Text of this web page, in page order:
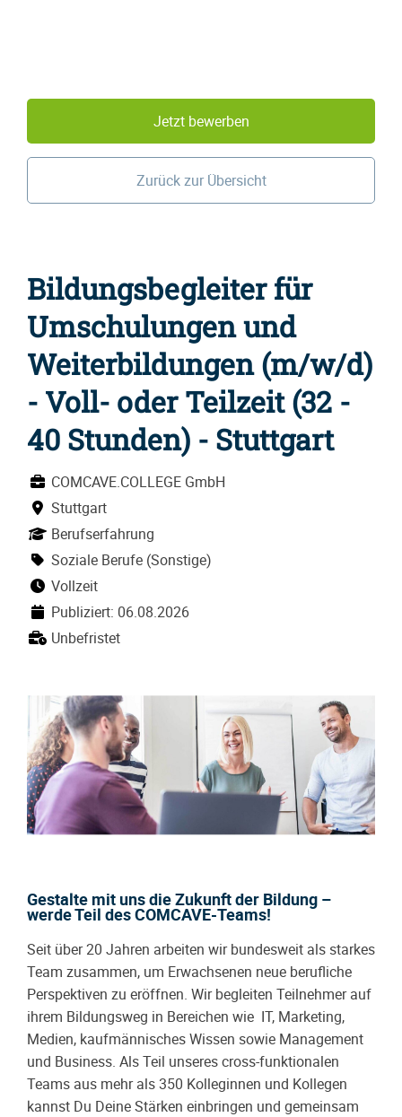
Jetzt bewerben
Zurück zur Übersicht
Bildungsbegleiter für
Umschulungen und
Weiterbildungen (m/w/d)
- Voll- oder Teilzeit (32 -
40 Stunden) - Stuttgart
COMCAVE.COLLEGE GmbH
Stuttgart
Berufserfahrung
Soziale Berufe (Sonstige)
Vollzeit
Publiziert: 06.08.2026
Unbefristet
Gestalte mit uns die Zukunft der Bildung –
werde Teil des COMCAVE-Teams!
Seit über 20 Jahren arbeiten wir bundesweit als starkes
Team zusammen, um Erwachsenen neue berufliche
Perspektiven zu eröffnen. Wir begleiten Teilnehmer auf
ihrem Bildungsweg in Bereichen wie IT, Marketing,
Medien, kaufmännisches Wissen sowie Management
und Business. Als Teil unseres cross-funktionalen
Teams aus mehr als 350 Kolleginnen und Kollegen
kannst Du Deine Stärken einbringen und gemeinsam